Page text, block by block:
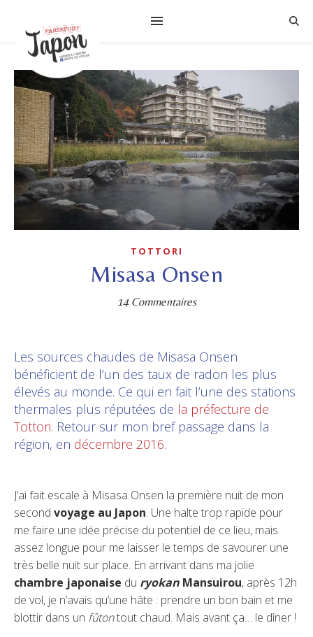
TOTTORI
Misasa Onsen
14 Commentaires
Les sources chaudes de Misasa Onsen
bénéficient de l’un des taux de radon les plus
élevés au monde. Ce qui en fait l’une des stations
thermales plus réputées de la préfecture de
Tottori. Retour sur mon bref passage dans la
région, en décembre 2016.
J’ai fait escale à Misasa Onsen la première nuit de mon
second voyage au Japon. Une halte trop rapide pour
me faire une idée précise du potentiel de ce lieu, mais
assez longue pour me laisser le temps de savourer une
très belle nuit sur place. En arrivant dans ma jolie
chambre japonaise du ryokan Mansuirou, après 12h
de vol, je n’avais qu’une hâte : prendre un bon bain et me
blottir dans un fûtontout chaud. Mais avant ça… le dîner !